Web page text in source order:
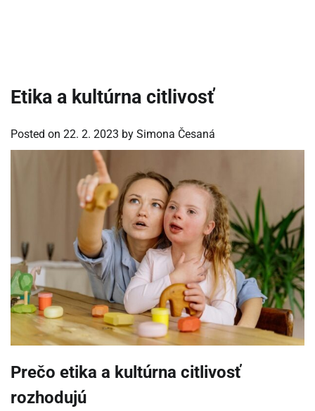
Etika a kultúrna citlivosť
Posted on 22. 2. 2023 by Simona Česaná
Prečo etika a kultúrna citlivosť
rozhodujú